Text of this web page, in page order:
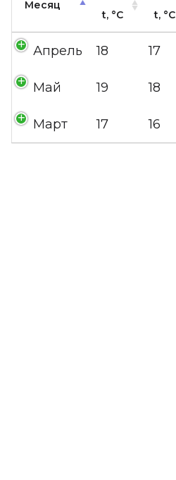
Месяц
t, °C
t, °C
Апрель 18 17
Май 19 18
Март 17 16